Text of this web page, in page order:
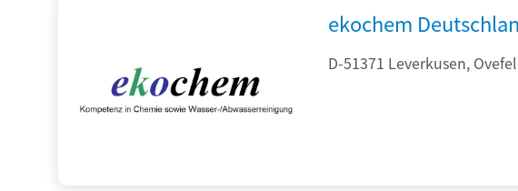
ekochem
D-51371 Leverkusen,